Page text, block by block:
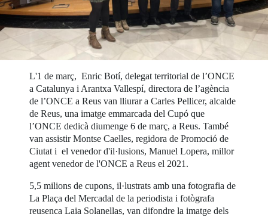
L'1 de març, Enric Botí, delegat territorial de l’ONCE
a Catalunya i Arantxa Vallespí, directora de l’agència
de l’ONCE a Reus van lliurar a Carles Pellicer, alcalde
de Reus, una imatge emmarcada del Cupó que
l’ONCE dedicà diumenge 6 de març, a Reus. També
van assistir Montse Caelles, regidora de Promoció de
Ciutat i el venedor d'il·lusions, Manuel Lopera, millor
agent venedor de l'ONCE a Reus el 2021.
5,5 milions de cupons, il·lustrats amb una fotografia de
La Plaça del Mercadal de la periodista i fotògrafa
reusenca Laia Solanellas, van difondre la imatge dels